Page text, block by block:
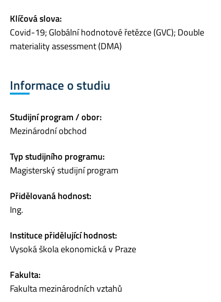
Klíčová slova:
Covid-19; Globální hodnotové řetězce (GVC); Double
materiality assessment (DMA)
Informace o studiu
Studijní program / obor:
Mezinárodní obchod
Typ studijního programu:
Magisterský studijní program
Přidělovaná hodnost:
Ing.
Instituce přidělující hodnost:
Vysoká škola ekonomická v Praze
Fakulta:
Fakulta mezinárodních vztahů